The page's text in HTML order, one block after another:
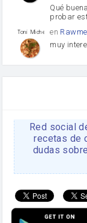
Qué
probar
Toni Michel Caubet
en
muy
en
HOJALDROSA TV
en
Rosa
https://
Rosa enReceta
el
apartado
Red social
recetas de
dudas